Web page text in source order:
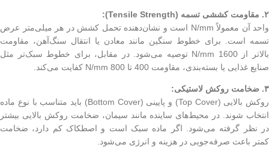
۲. مقاومت کششی تسمه (Tensile Strength):
واحد آن معمولاً N/mm است و نشان‌دهنده تحمل کشش در هر میلی‌متر عرض
تسمه است. برای خطوط سنگین مانند معادن یا انتقال سنگ‌آهن، مقاومت
بالاتر از 1600 N/mm توصیه می‌شود. در مقابل، برای خطوط سبک‌تر مثل
صنایع غذایی یا بسته‌بندی، مقاومت 400 تا 800 N/mm کفایت می‌کند.
۳. ضخامت روکش لاستیکی:
روکش بالایی (Top Cover) و پایینی (Bottom Cover) باید متناسب با نوع ماده
انتخاب شوند. در محیط‌های ساینده مانند سیمان، ضخامت روکش بالایی بیشتر
در نظر گرفته می‌شود. اگر ماده سبک است و اصطکاک کم دارد، ضخامت
کمتر باعث صرفه‌جویی در هزینه و انرژی می‌شود.